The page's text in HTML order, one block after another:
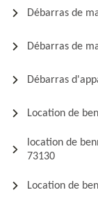
Débarras de
Débarras de
Débarras
Location de
location de
73130
Location de